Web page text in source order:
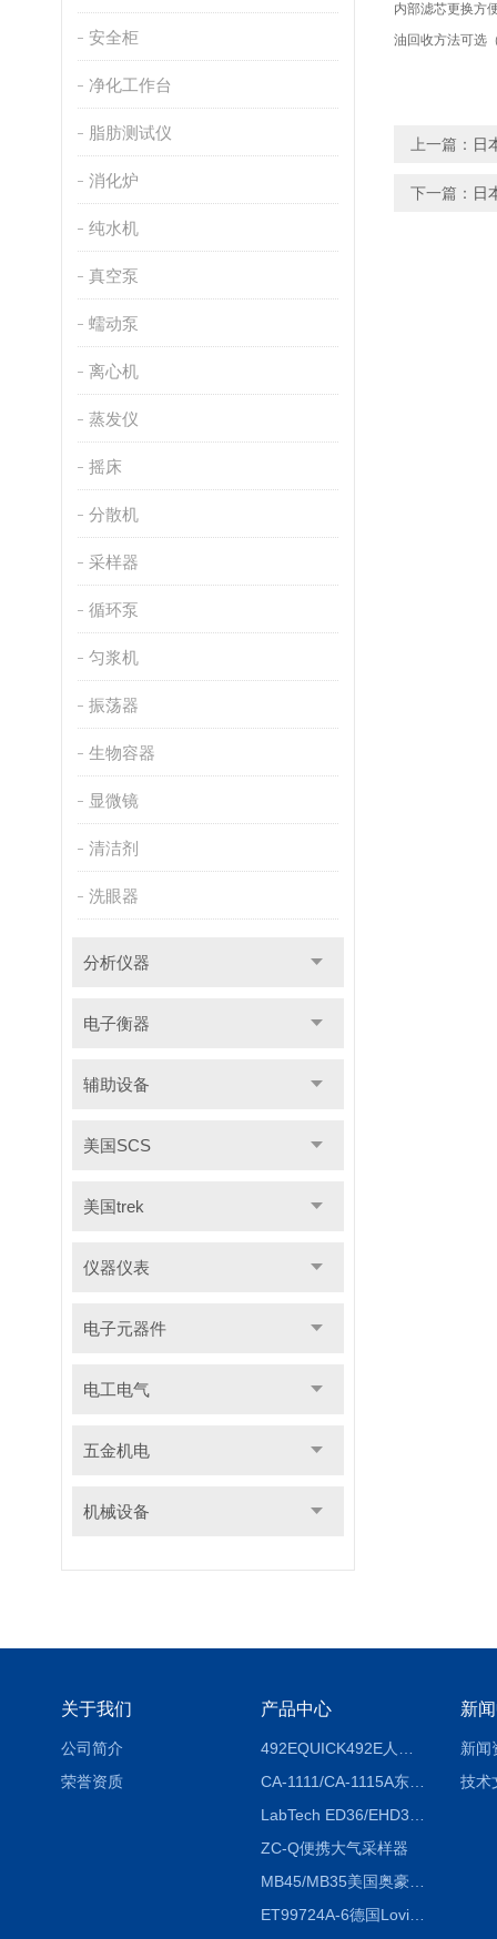
安全柜
净化工作台
脂肪测试仪
消化炉
纯水机
真空泵
蠕动泵
离心机
蒸发仪
摇床
分散机
采样器
循环泵
匀浆机
振荡器
生物容器
显微镜
清洁剂
洗眼器
分析仪器
电子衡器
辅助设备
美国SCS
美国trek
仪器仪表
电子元器件
电工电气
五金机电
机械设备
内部滤芯更换方
油回收方法可选
上一篇： 日
下一篇： 日
关于我们
公司简介
荣誉资质
产品中心
CA-1111/CA-1115A东京理化EYELA CA-1111/CA-1115A冷却水循环装置
ZC-Q便携大气采样器
MB45/MB35美国奥豪斯OHAUS MB45/MB35卤素红外水分测定仪
ET99724A-6德国Lovibond ET99724A-6微电脑BOD测定仪
新
新闻
技术